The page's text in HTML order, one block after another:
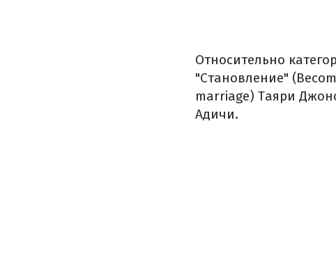
Относительно
"Становление"
marriage) Таяри
Адичи.